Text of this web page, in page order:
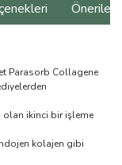
Parasorb Collagene
olan ikinci bir işleme
kolajen gibi